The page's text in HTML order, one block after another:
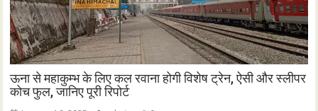
ऊना से महाकुम्भ के लिए कल रवाना होगी विशेष ट्रेन, ऐसी और स्लीपर
कोच फुल, जानिए पूरी रिपोर्ट